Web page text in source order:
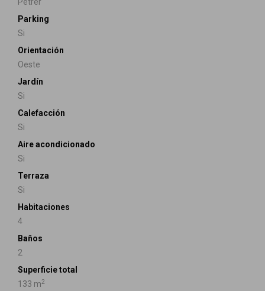
Parking
Si
Orientación
Oeste
Jardín
Si
Calefacción
Si
Aire acondicionado
Si
Terraza
Si
Habitaciones
4
Baños
2
Superficie total
133 m2